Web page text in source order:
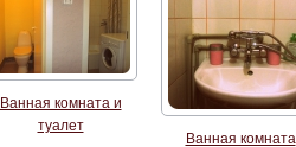
Ванная комната и
туалет
Ванная комната